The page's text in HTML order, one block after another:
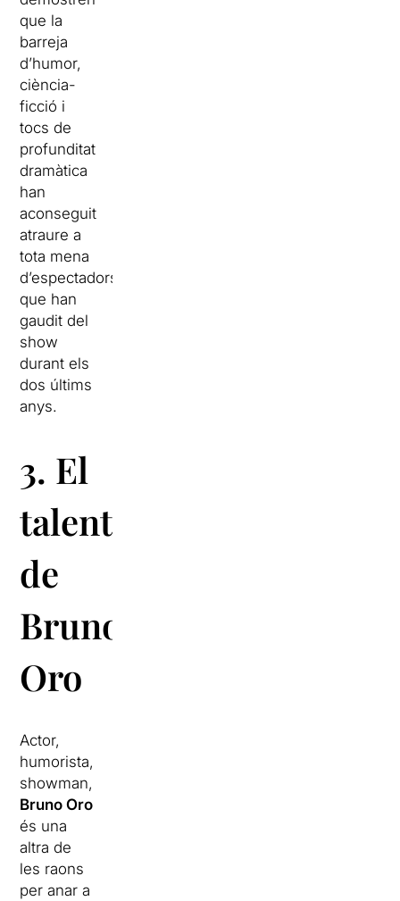
que la
barreja
d’humor,
ciència-
ficció i
tocs de
profunditat
dramàtica
han
aconseguit
atraure a
tota mena
d’espectadors
que han
gaudit del
show
durant els
dos últims
anys.
3. El
talent
de
Bruno
Oro
Actor,
humorista,
showman,
Bruno Oro
és una
altra de
les raons
per anar a